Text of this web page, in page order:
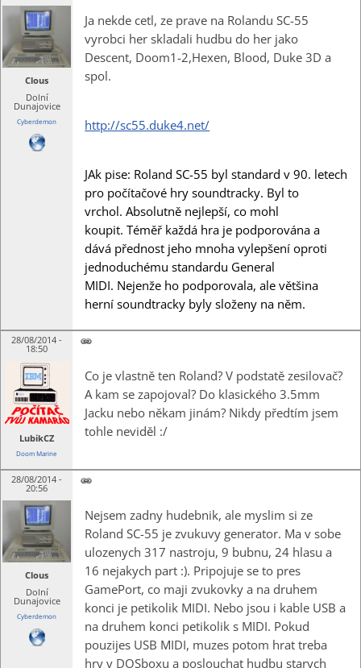
Clous
Dolní
Dunajovice
Cyberdemon
Ja nekde cetl, ze prave na Rolandu SC-55
vyrobci her skladali hudbu do her jako
Descent, Doom1-2,Hexen, Blood, Duke 3D a
spol.
http://sc55.duke4.net/
JAk pise: Roland SC-55 byl standard v 90. letech
pro počítačové hry soundtracky. Byl to
vrchol. Absolutně nejlepší, co mohl
koupit. Téměř každá hra je podporována a
dává přednost jeho mnoha vylepšení oproti
jednoduchému standardu General
MIDI. Nejenže ho podporovala, ale většina
herní soundtracky byly složeny na něm.
28/08/2014 -
18:50
LubikCZ
Doom Marine
Co je vlastně ten Roland? V podstatě zesilovač?
A kam se zapojoval? Do klasického 3.5mm
Jacku nebo někam jinám? Nikdy předtím jsem
tohle neviděl :/
28/08/2014 -
20:56
Clous
Dolní
Dunajovice
Cyberdemon
Nejsem zadny hudebnik, ale myslim si ze
Roland SC-55 je zvukuvy generator. Ma v sobe
ulozenych 317 nastroju, 9 bubnu, 24 hlasu a
16 nejakych part :). Pripojuje se to pres
GamePort, co maji zvukovky a na druhem
konci je petikolik MIDI. Nebo jsou i kable USB a
na druhem konci petikolik s MIDI. Pokud
pouzijes USB MIDI, muzes potom hrat treba
hry v DOSboxu a poslouchat hudbu starych